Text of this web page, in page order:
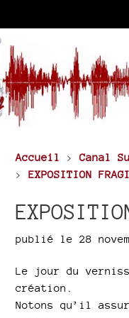
Accueil >Canal
> EXPOSITION
publié le 28
Le jour du
création.
Notons qu’il